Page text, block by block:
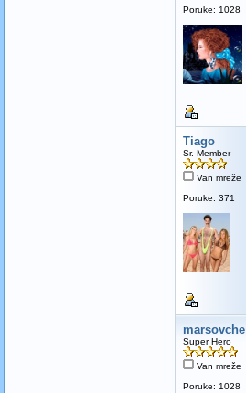
Poruke: 1028
Tiago
Sr. Member
Van mreže
Poruke: 371
marsovche
Super Hero
Van mreže
Poruke: 1028